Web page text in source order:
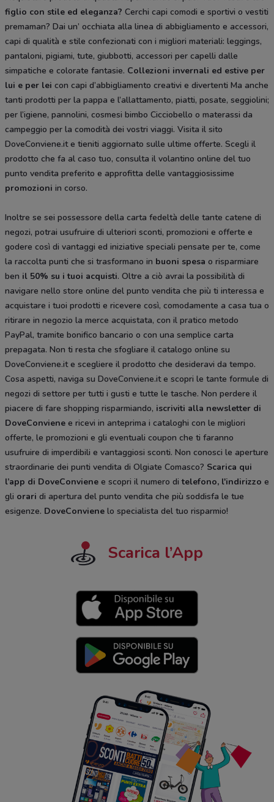
figlio con stile ed eleganza? Cerchi capi comodi e sportivi o vestiti
premaman? Dai un’ occhiata alla linea di abbigliamento e accessori,
capi di qualità e stile confezionati con i migliori materiali: leggings,
pantaloni, pigiami, tute, giubbotti, accessori per capelli dalle
simpatiche e colorate fantasie. Collezioni invernali ed estive per
lui e per lei con capi d’abbigliamento creativi e divertenti Ma anche
tanti prodotti per la pappa e l’allattamento, piatti, posate, seggiolini;
per l’igiene, pannolini, cosmesi bimbo Cicciobello o materassi da
campeggio per la comodità dei vostri viaggi. Visita il sito
DoveConviene.it e tieniti aggiornato sulle ultime offerte. Scegli il
prodotto che fa al caso tuo, consulta il volantino online del tuo
punto vendita preferito e approfitta delle vantaggiosissime
promozioni in corso.
Inoltre se sei possessore della carta fedeltà delle tante catene di
negozi, potrai usufruire di ulteriori sconti, promozioni e offerte e
godere così di vantaggi ed iniziative speciali pensate per te, come
la raccolta punti che si trasformano in buoni spesa o risparmiare
ben il 50% su i tuoi acquisti. Oltre a ciò avrai la possibilità di
navigare nello store online del punto vendita che più ti interessa e
acquistare i tuoi prodotti e ricevere così, comodamente a casa tua o
ritirare in negozio la merce acquistata, con il pratico metodo
PayPal, tramite bonifico bancario o con una semplice carta
prepagata. Non ti resta che sfogliare il catalogo online su
DoveConviene.it e scegliere il prodotto che desideravi da tempo.
Cosa aspetti, naviga su DoveConviene.it e scopri le tante formule di
negozi di settore per tutti i gusti e tutte le tasche. Non perdere il
piacere di fare shopping risparmiando, iscriviti alla newsletter di
DoveConviene e ricevi in anteprima i cataloghi con le migliori
offerte, le promozioni e gli eventuali coupon che ti faranno
usufruire di imperdibili e vantaggiosi sconti. Non conosci le aperture
straordinarie dei punti vendita di Olgiate Comasco? Scarica qui
l’app di DoveConviene e scopri il numero ditelefono, l'indirizzo e
gli orari di apertura del punto vendita che più soddisfa le tue
esigenze. DoveConviene lo specialista del tuo risparmio!
Scarica l’App